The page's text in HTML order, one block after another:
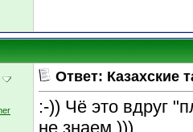
Ответ: Казахские
:-)) Чё это вдруг
не знаем )))